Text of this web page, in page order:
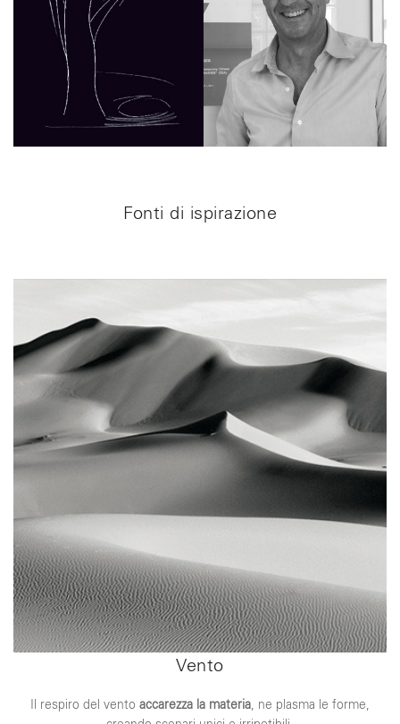
Fonti di ispirazione
Vento
Il respiro del vento accarezza la materia, ne plasma le forme,